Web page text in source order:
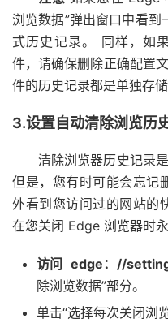
浏览数据”弹出窗口中看
式历史记录。 同样，如
件，请确保删除正确配置
件的历史记录都是单独存储
3.设置自动清除浏览历
清除浏览器历史记录
但是，您有时可能会忘记
外看到您访问过的网站的
在您关闭 Edge 浏览器时
访问 edge：//
除浏览数据”部分。
单击“选择每次关闭浏